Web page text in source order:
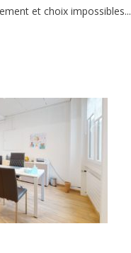
et choix impossibles...